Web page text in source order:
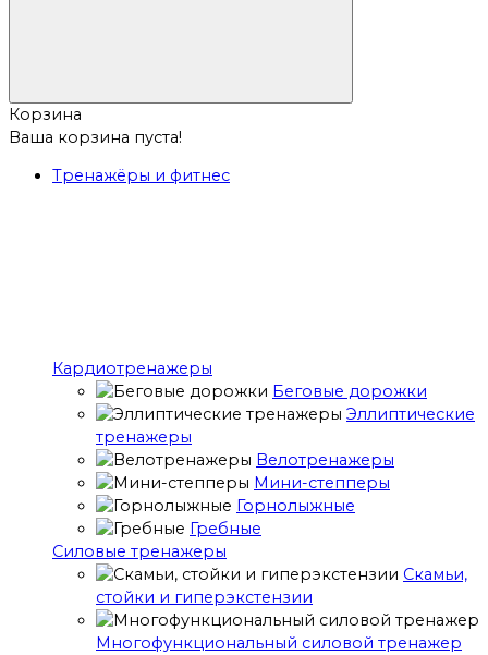
Корзина
Ваша корзина пуста!
Тренажёры и фитнес
Кардиотренажеры
Беговые дорожки
Эллиптические
тренажеры
Велотренажеры
Мини-степперы
Горнолыжные
Гребные
Cиловые тренажеры
Скамьи,
стойки и гиперэкстензии
Многофункциональный силовой тренажер